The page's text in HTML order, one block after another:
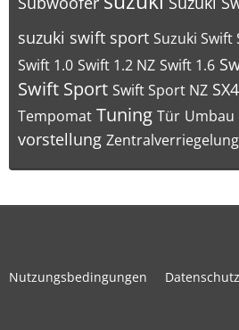
suzuki swift sport Suzuki Swift
Swift 1.0 Swift 1.2 NZ Swift 1.6
Swift Sport Swift Sport NZ SX4
Tempomat Tuning Tür Umbau
vorstellung Zentralverriegelung
Nutzungsbedingungen